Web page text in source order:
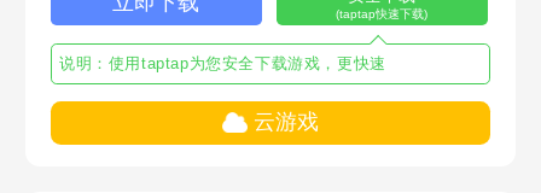
(taptap快速下载)
说明：使用taptap为您安全下载游戏，更快速
云游戏